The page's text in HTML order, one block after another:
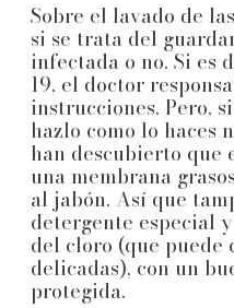
Sobre el lavado de
si se trata del
infectada o no. Si es
19, el doctor
instrucciones. Pero,
hazlo como lo haces
han descubierto que
una membrana
al jabón. Así que
detergente especial
del cloro (que puede
delicadas), con un
protegida.